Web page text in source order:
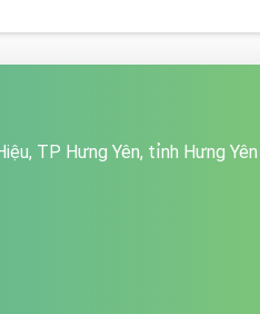
TP Hưng Yên, tỉnh Hưng Yên